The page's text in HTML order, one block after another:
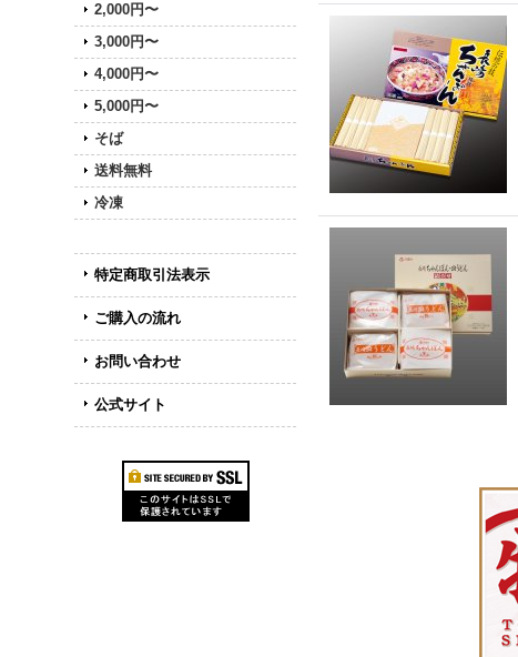
2,000円〜
3,000円〜
4,000円〜
5,000円〜
そば
送料無料
冷凍
特定商取引法表示
ご購入の流れ
お問い合わせ
公式サイト